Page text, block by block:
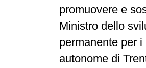
promuovere e
Ministro dello
permanente per
autonome di